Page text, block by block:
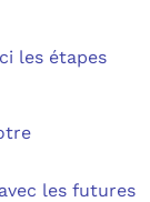
les étapes
les futures